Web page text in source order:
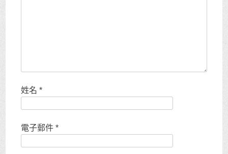
姓名*
電子郵件*